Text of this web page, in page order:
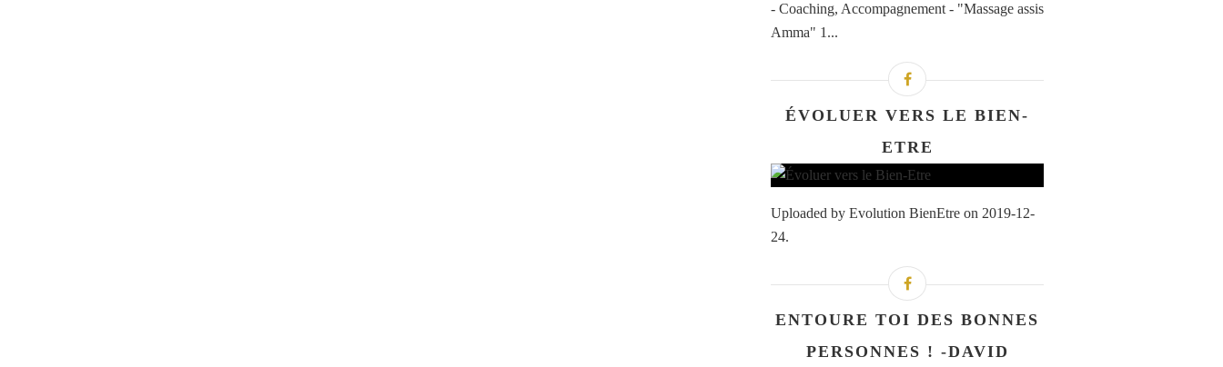
- Coaching, Accompagnement - "Massage assis
Amma" 1...
ÉVOLUER VERS LE BIEN-
ETRE
Uploaded by Evolution BienEtre on 2019-12-
24.
ENTOURE TOI DES BONNES
PERSONNES ! -DAVID